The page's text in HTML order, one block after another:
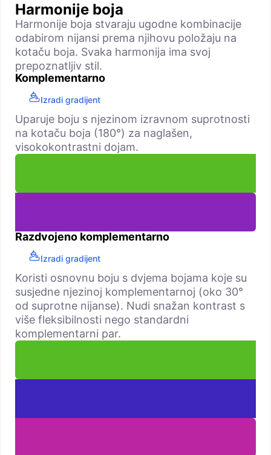
Harmonije boja
Harmonije boja stvaraju ugodne kombinacije
odabirom nijansi prema njihovu položaju na
kotaču boja. Svaka harmonija ima svoj
prepoznatljiv stil.
Komplementarno
Izradi gradijent
Uparuje boju s njezinom izravnom suprotnosti
na kotaču boja (180°) za naglašen,
visokokontrastni dojam.
Razdvojeno komplementarno
Izradi gradijent
Koristi osnovnu boju s dvjema bojama koje su
susjedne njezinoj komplementarnoj (oko 30°
od suprotne nijanse). Nudi snažan kontrast s
više fleksibilnosti nego standardni
komplementarni par.